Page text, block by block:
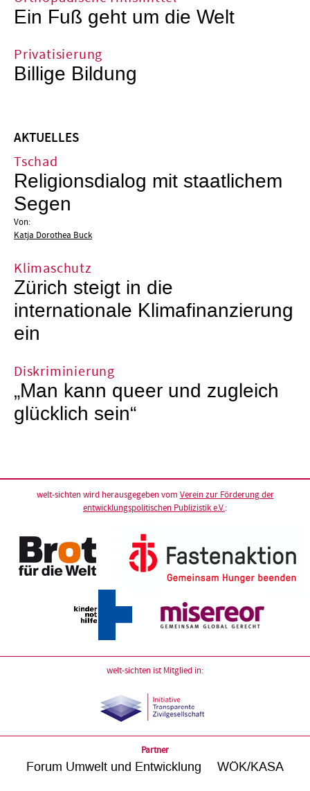
Ein Fuß geht um die Welt
Privatisierung
Billige Bildung
AKTUELLES
Tschad
Religionsdialog mit staatlichem
Segen
Von:
Katja Dorothea Buck
Klimaschutz
Zürich steigt in die
internationale Klimafinanzierung
ein
Diskriminierung
„Man kann queer und zugleich
glücklich sein“
welt-sichten wird herausgegeben vom Verein zur Förderung der
entwicklungspolitischen Publizistik e.V.:
welt-sichten ist Mitglied in:
Partner
Forum Umwelt und Entwicklung WÖK/KASA